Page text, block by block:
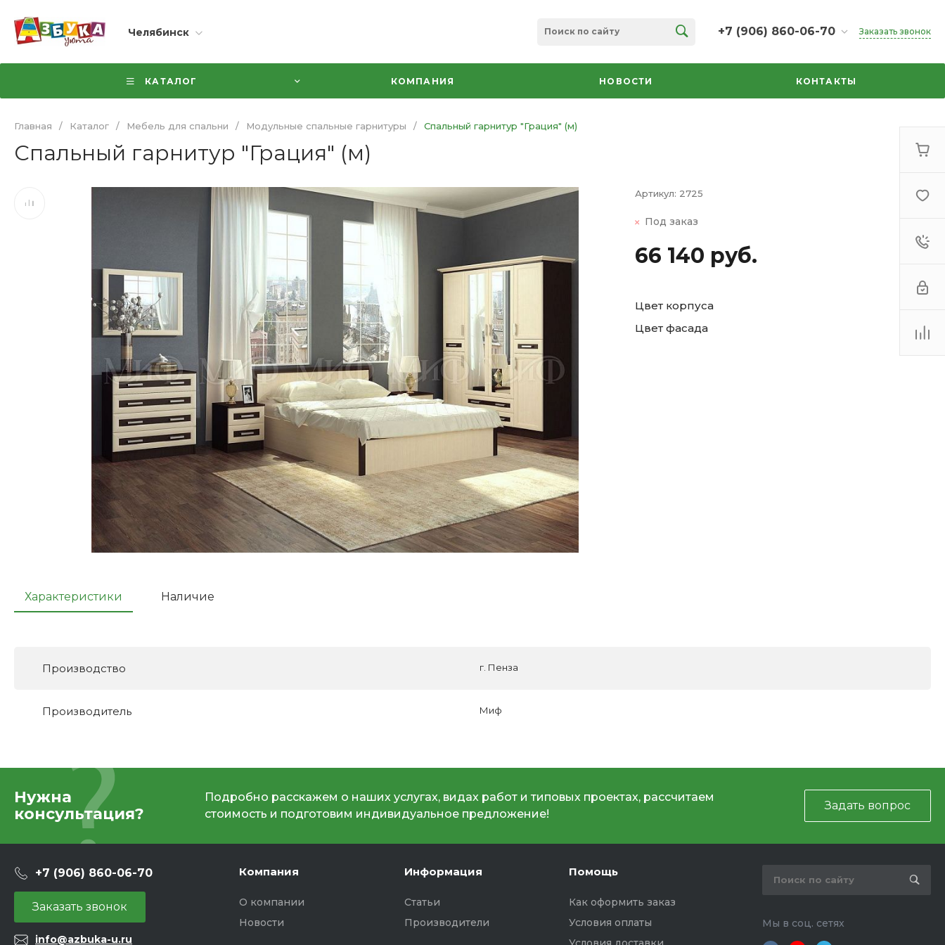
Челябинск +7 (906) 860-06-70
+7 (906) 860-06-70
г. Челябинск, ТК Кольцо,
секция 35
Заказать звонок
КАТАЛОГ КОМПАНИЯ НОВОСТИ КОНТАКТЫ
Главная / Каталог / Мебель для спальни / Модульные спальные гарнитуры / Спальный гарнитур "Грация" (м)
Спальный гарнитур "Грация" (м)
Артикул: 2725
Под заказ
66 140 руб.
Цвет корпуса
Цвет фасада
Характеристики Наличие
Производство г. Пенза
Производитель Миф
Нужна
консультация?
Подробно расскажем о наших услугах, видах работ и типовых проектах, рассчитаем
стоимость и подготовим индивидуальное предложение!
Задать вопрос
+7 (906) 860-06-70
Заказать звонок
info@azbuka-u.ru
Компания
О компании
Новости
Информация
Статьи
Производители
Помощь
Как оформить заказ
Условия оплаты
Мы в соц. сетях